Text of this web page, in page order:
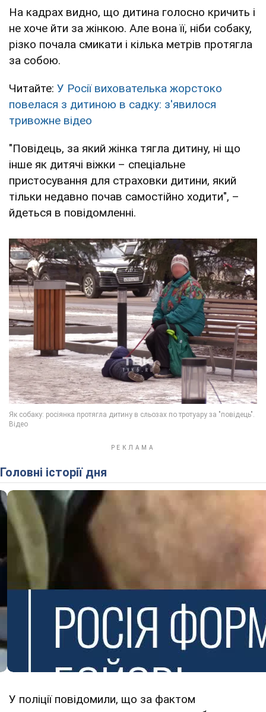
На кадрах видно, що дитина голосно кричить і
не хоче йти за жінкою. Але вона її, ніби собаку,
різко почала смикати і кілька метрів протягла
за собою.
Читайте: У Росії вихователька жорстоко
повелася з дитиною в садку: з'явилося
тривожне відео
"Повідець, за який жінка тягла дитину, ні що
інше як дитячі віжки – спеціальне
пристосування для страховки дитини, який
тільки недавно почав самостійно ходити", –
йдеться в повідомленні.
Головні історії дня
У поліції повідомили, що за фактом